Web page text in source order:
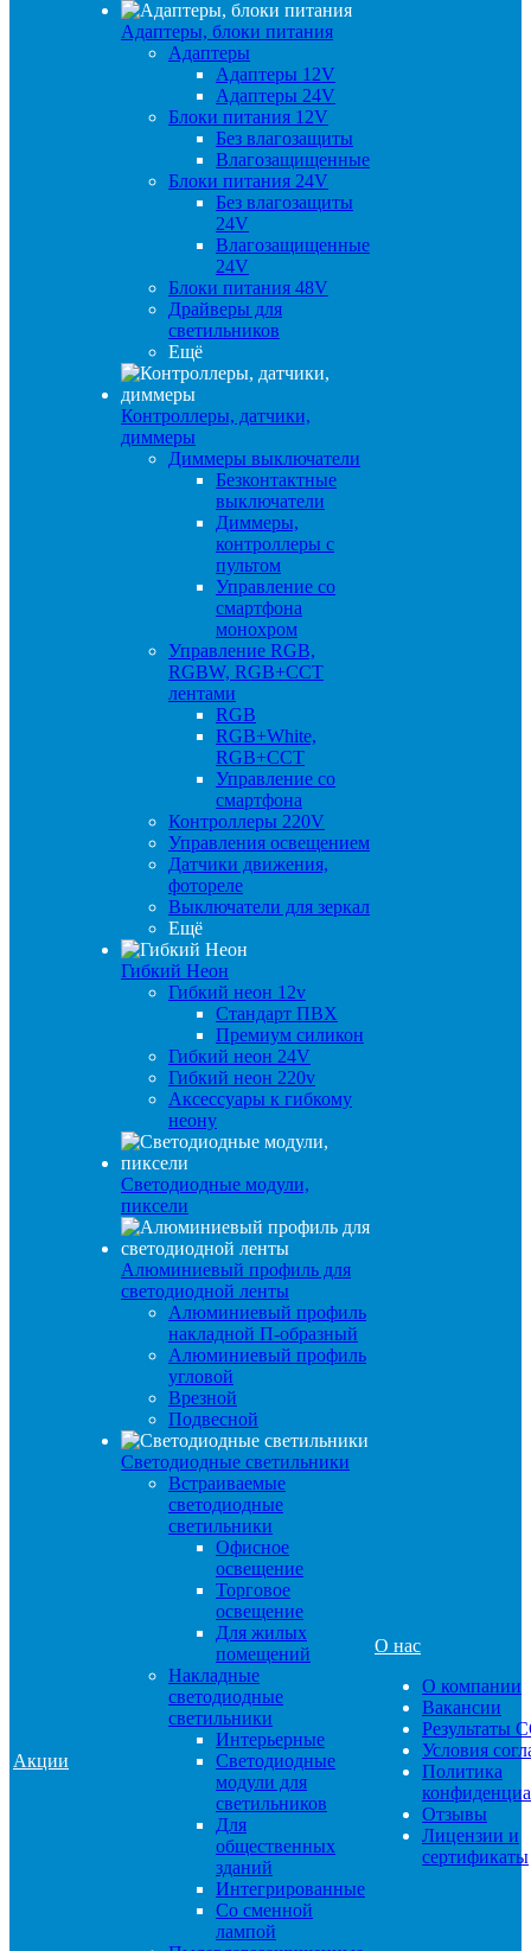
Акции
Адаптеры, блоки питания
Адаптеры
Адаптеры 12V
Адаптеры 24V
Блоки питания 12V
Без влагозащиты
Влагозащищенные
Блоки питания 24V
Без влагозащиты
24V
Влагозащищенные
24V
Блоки питания 48V
Драйверы для
светильников
Ещё
Контроллеры, датчики,
диммеры
Диммеры выключатели
Безконтактные
выключатели
Диммеры,
контроллеры с
пультом
Управление со
смартфона
монохром
Управление RGB,
RGBW, RGB+CCT
лентами
RGB
RGB+White,
RGB+CCT
Управление со
смартфона
Контроллеры 220V
Управления освещением
Датчики движения,
фотореле
Выключатели для зеркал
Ещё
Гибкий Неон
Гибкий неон 12v
Стандарт ПВХ
Премиум силикон
Гибкий неон 24V
Гибкий неон 220v
Аксессуары к гибкому
неону
Светодиодные модули,
пиксели
Алюминиевый профиль для
светодиодной ленты
Алюминиевый профиль
накладной П-образный
Алюминиевый профиль
угловой
Врезной
Подвесной
Светодиодные светильники
Встраиваемые
светодиодные
светильники
Офисное
освещение
Торговое
освещение
Для жилых
помещений
Накладные
светодиодные
светильники
Интерьерные
Светодиодные
модули для
светильников
Для
общественных
зданий
Интегрированные
Со сменной
лампой
О нас
О компании
Вакансии
Результаты
Условия
Политика
Отзывы
Лицензии и
сертификаты